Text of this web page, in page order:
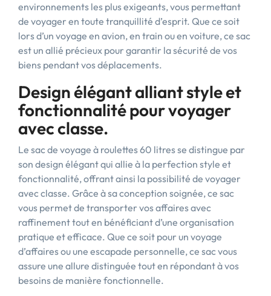
environnements les plus exigeants, vous permettant
de voyager en toute tranquillité d’esprit. Que ce soit
lors d’un voyage en avion, en train ou en voiture, ce sac
est un allié précieux pour garantir la sécurité de vos
biens pendant vos déplacements.
Design élégant alliant style et
fonctionnalité pour voyager
avec classe.
Le sac de voyage à roulettes 60 litres se distingue par
son design élégant qui allie à la perfection style et
fonctionnalité, offrant ainsi la possibilité de voyager
avec classe. Grâce à sa conception soignée, ce sac
vous permet de transporter vos affaires avec
raffinement tout en bénéficiant d’une organisation
pratique et efficace. Que ce soit pour un voyage
d’affaires ou une escapade personnelle, ce sac vous
assure une allure distinguée tout en répondant à vos
besoins de manière fonctionnelle.